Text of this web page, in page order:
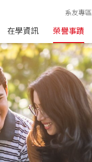
系友專區
在學資訊 榮譽事蹟